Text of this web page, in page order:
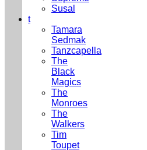
Susal
t
Tamara
Sedmak
Tanzcapella
The
Black
Magics
The
Monroes
The
Walkers
Tim
Toupet